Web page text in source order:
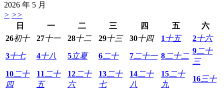
2026 年 5 月
> >>
日
一 二 三 四 五
六
26初十 27十一 28十二 29十三 30十四 1 十五 2十六
3十七 4十八 5立夏 6 二十 7 二十一 8 二十二
9 二十
三
10 二十
四
11 二十
五
12 二十
六
13 二十
七
14 二十
八
15 二十
九
16 三十